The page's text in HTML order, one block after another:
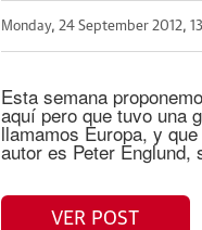
Monday, 24 September 2012,
Esta semana
aquí pero que tuvo una
llamamos Europa, y
autor es Peter
VER POST